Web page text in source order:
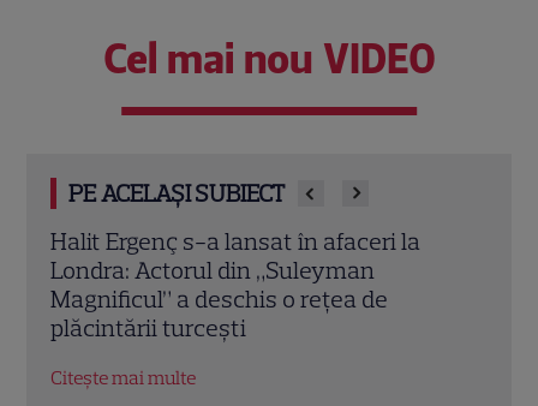
Cel mai nou VIDEO
PE ACELAȘI SUBIECT
O mai ții minte pe mama lui Stifler din
„American Pie”? Jennifer Coolidge, la 64
de ani, dezvăluie greșeala pe care o
regretă și astăzi
Citește mai multe